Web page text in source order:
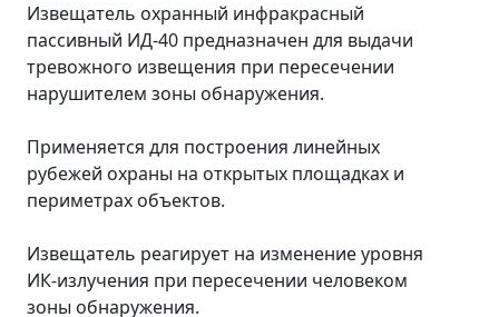
Извещатель охранный инфракрасный
пассивный ИД-40 предназначен для выдачи
тревожного извещения при пересечении
нарушителем зоны обнаружения.
Применяется для построения линейных
рубежей охраны на открытых площадках и
периметрах объектов.
Извещатель реагирует на изменение уровня
ИК-излучения при пересечении человеком
зоны обнаружения.